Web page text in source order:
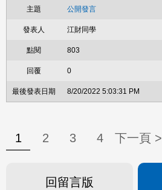
公開發言
江財同學
803
0
8/20/2022 5:03:31 PM
1 2 3 4 下一頁 >
回留言版